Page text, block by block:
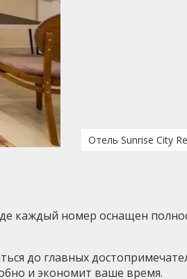
Отель Sunrise City
каждый номер оснащен
до главных
и экономит ваше время.